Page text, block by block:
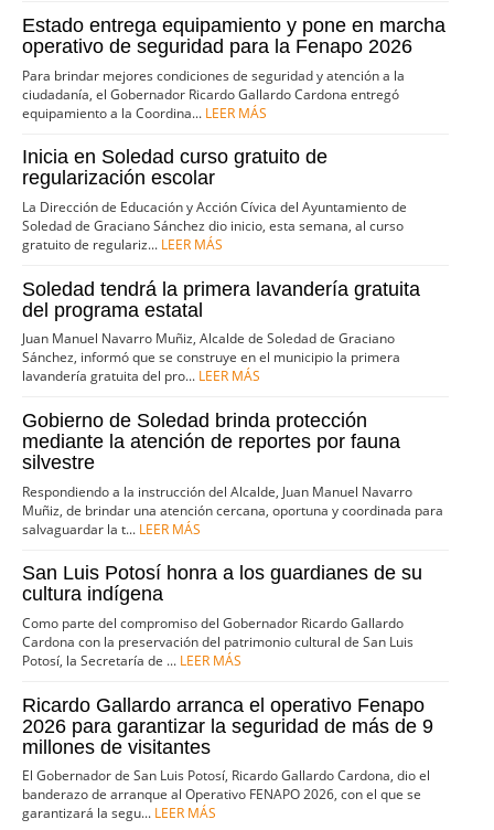
Estado entrega equipamiento y pone en marcha
operativo de seguridad para la Fenapo 2026
Para brindar mejores condiciones de seguridad y atención a la
ciudadanía, el Gobernador Ricardo Gallardo Cardona entregó
equipamiento a la Coordina... LEER MÁS
Inicia en Soledad curso gratuito de
regularización escolar
La Dirección de Educación y Acción Cívica del Ayuntamiento de
Soledad de Graciano Sánchez dio inicio, esta semana, al curso
gratuito de regulariz... LEER MÁS
Soledad tendrá la primera lavandería gratuita
del programa estatal
Juan Manuel Navarro Muñiz, Alcalde de Soledad de Graciano
Sánchez, informó que se construye en el municipio la primera
lavandería gratuita del pro... LEER MÁS
Gobierno de Soledad brinda protección
mediante la atención de reportes por fauna
silvestre
Respondiendo a la instrucción del Alcalde, Juan Manuel Navarro
Muñiz, de brindar una atención cercana, oportuna y coordinada para
salvaguardar la t... LEER MÁS
San Luis Potosí honra a los guardianes de su
cultura indígena
Como parte del compromiso del Gobernador Ricardo Gallardo
Cardona con la preservación del patrimonio cultural de San Luis
Potosí, la Secretaría de ... LEER MÁS
Ricardo Gallardo arranca el operativo Fenapo
2026 para garantizar la seguridad de más de 9
millones de visitantes
El Gobernador de San Luis Potosí, Ricardo Gallardo Cardona, dio el
banderazo de arranque al Operativo FENAPO 2026, con el que se
garantizará la segu... LEER MÁS